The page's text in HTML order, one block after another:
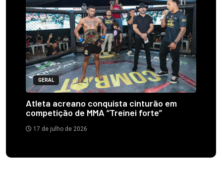
GERAL
Atleta acreano conquista cinturão em
competição de MMA “Treinei forte”
17 de julho de 2026